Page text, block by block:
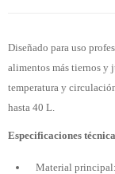
Diseñado para uso
alimentos más tiernos y
temperatura y
hasta 40 L.
Especificaciones
Material